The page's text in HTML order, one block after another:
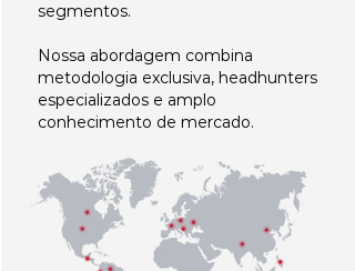
segmentos.
Nossa abordagem combina
metodologia exclusiva, headhunters
especializados e amplo
conhecimento de mercado.